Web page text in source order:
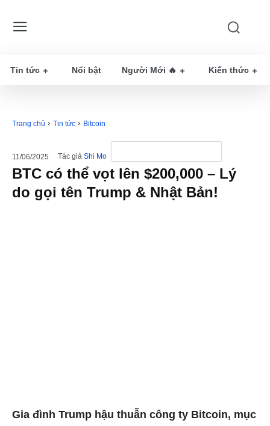
Tin tức Nổi bật Người Mới 🔥 Kiến thức
Trang chủ Tin tức Bitcoin
11/06/2025 Tác giả Shi Mo
BTC có thể vọt lên $200,000 – Lý
do gọi tên Trump & Nhật Bản!
Gia đình Trump hậu thuẫn công ty Bitcoin, mục